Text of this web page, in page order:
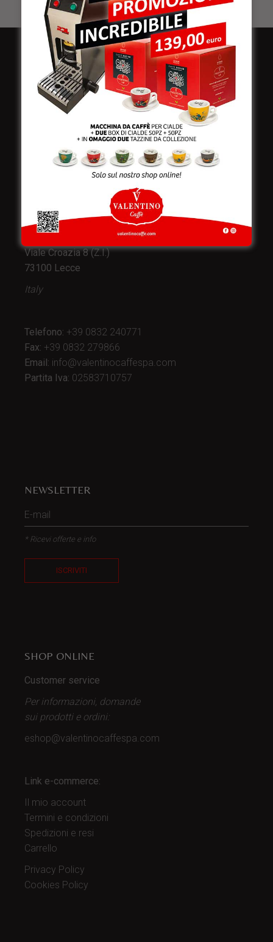
e produzione:
Viale Croazia 8 (Z.I.)
73100 Lecce
Italy
Telefono: +39 0832 240771
Fax: +39 0832 279866
Email: info@valentinocaffespa.com
Partita Iva: 02583710757
NEWSLETTER
* Ricevi offerte e info
ISCRIVITI
SHOP ONLINE
Customer service
Per informazioni, domande
sui prodotti e ordini:
eshop@valentinocaffespa.com
Link e-commerce:
Il mio account
Termini e condizioni
Spedizioni e resi
Carrello
Privacy Policy
Cookies Policy